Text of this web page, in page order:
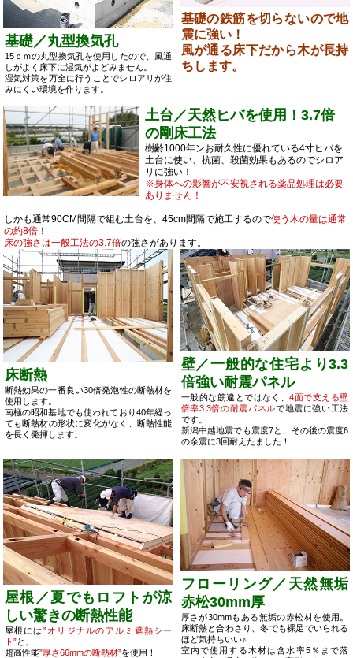
基礎／丸型換気孔
15ｃｍの丸型換気孔を使用したので、風通
しがよく床下に湿気がよどみません。
湿気対策を万全に行うことでシロアリが住
みにくい環境を作ります。
基礎の鉄筋を切らないので地
震に強い！
風が通る床下だから木が長持
ちします。
土台／天然ヒバを使用！3.7倍
の剛床工法
樹齢1000年ンお耐久性に優れている4寸ヒバを
土台に使い、抗菌、殺菌効果もあるのでシロア
リに強い！
※身体への影響が不安視される薬品処理は必要
ありません！
しかも通常90CM間隔で組む土台を、45cm間隔で施工するので使う木の量は通常
の約8倍 ！
床の強さは一般工法の3.7倍の強さがあります。
床断熱
断熱効果の一番良い30倍発泡性の断熱材を
使用します。
南極の昭和基地でも使われており40年経っ
ても断熱材の形状に変化がなく、断熱性能
を長く発揮します。
壁／一般的な住宅より3.3
倍強い耐震パネル
一般的な筋違とではなく、4面で支える壁
倍率3.3倍の耐震パネルで地震に強い工法
です。
新潟中越地震でも震度7と、その後の震度6
の余震に3回耐えたました！
屋根／夏でもロフトが涼
しい驚きの断熱性能
屋根には ”オリジナルのアルミ遮熱シー
ト”と、
超高性能”厚さ66mmの断熱材”を使用！
フローリング／天然無垢
赤松30mm厚
厚さが30mmもある無垢の赤松材を使用。
床断熱と合わさり、冬でも裸足でいられる
ほど気持ちいい♪
室内で使用する木材は含水率5％まで落